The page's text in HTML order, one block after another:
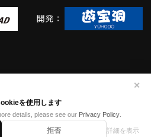
を使用します
details, please see our Privacy Policy.
拒否 詳細を表示
✕